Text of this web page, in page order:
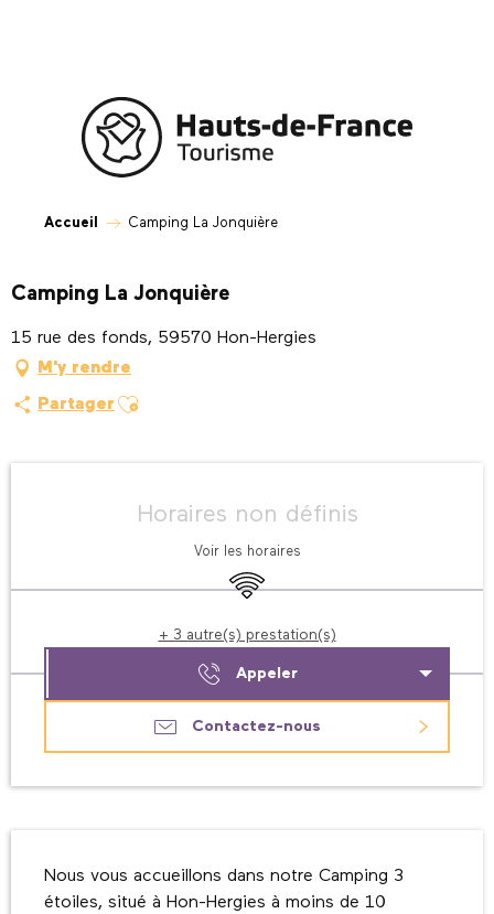
Accueil Camping La Jonquière
Camping La Jonquière
15 rue des fonds, 59570 Hon-Hergies
M'y rendre
Partager Ajouter aux favoris
Horaires non définis
Voir les horaires
WiFi
+ 3 autre(s) prestation(s)
Appeler
Contactez-nous
Nous vous accueillons dans notre Camping 3
étoiles, situé à Hon-Hergies à moins de 10